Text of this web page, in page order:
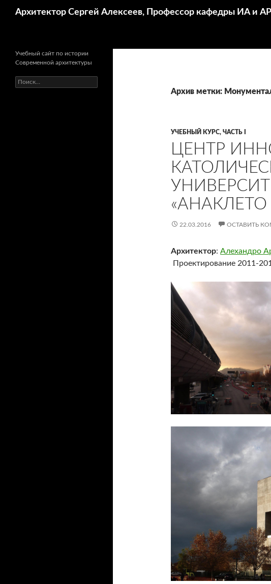
Архитектор Сергей Алексеев, Профессор кафедры ИА и
Архив метки:
УЧЕБНЫЙ КУРС, ЧАСТЬ I
ЦЕНТР
22.03.2016 ОСТАВИТЬ
Архитектор: Алехандро
Проектирование 2011-
Учебный сайт по истории
Современной архитектуры
Найти: